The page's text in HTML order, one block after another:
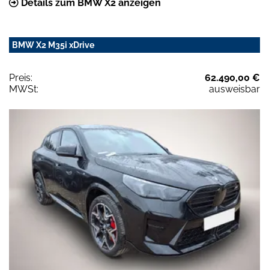
Details zum BMW X2 anzeigen
BMW X2 M35i xDrive
Preis:
62.490,00 €
MWSt:
ausweisbar